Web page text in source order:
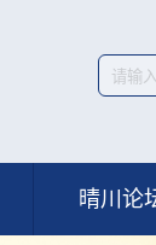
晴川论